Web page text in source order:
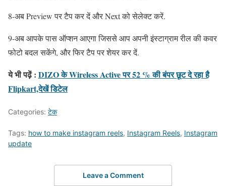
8-अब Preview पर टैप कर दें और Next को सेलेक्ट करें.
9-अब आपके पास ऑप्शन आएगा जिससे आप अपनी इंस्टाग्राम रील की कवर
फोटो बदल सकेंगे, और फिर टैप पर शेयर कर दें.
ये भी पढ़ें : DIZO के Wireless Active पर 52 % की बंपर छूट दे रहा है
Flipkart,देखें डिटेल
Categories: टेक
Tags: how to make instagram reels, Instagram Reels, Instagram
update
Leave a Comment